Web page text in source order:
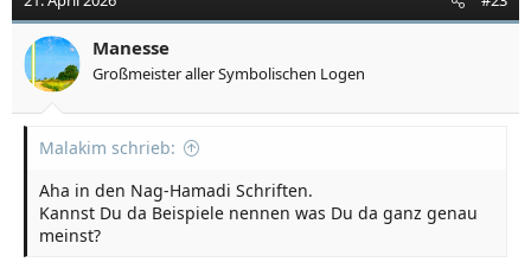
Manesse
Großmeister aller Symbolischen Logen
Malakim schrieb:
Aha in den Nag-Hamadi Schriften.
Kannst Du da Beispiele nennen was Du da ganz genau
meinst?